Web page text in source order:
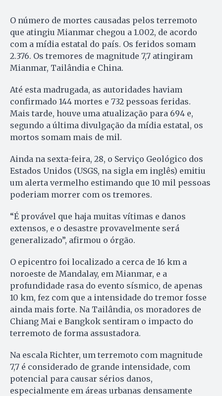
O número de mortes causadas pelos terremoto
que atingiu Mianmar chegou a 1.002, de acordo
com a mídia estatal do país. Os feridos somam
2.376. Os tremores de magnitude 7,7 atingiram
Mianmar, Tailândia e China.
Até esta madrugada, as autoridades haviam
confirmado 144 mortes e 732 pessoas feridas.
Mais tarde, houve uma atualização para 694 e,
segundo a última divulgação da mídia estatal, os
mortos somam mais de mil.
Ainda na sexta-feira, 28, o Serviço Geológico dos
Estados Unidos (USGS, na sigla em inglês) emitiu
um alerta vermelho estimando que 10 mil pessoas
poderiam morrer com os tremores.
“É provável que haja muitas vítimas e danos
extensos, e o desastre provavelmente será
generalizado”, afirmou o órgão.
O epicentro foi localizado a cerca de 16 km a
noroeste de Mandalay, em Mianmar, e a
profundidade rasa do evento sísmico, de apenas
10 km, fez com que a intensidade do tremor fosse
ainda mais forte. Na Tailândia, os moradores de
Chiang Mai e Bangkok sentiram o impacto do
terremoto de forma assustadora.
Na escala Richter, um terremoto com magnitude
7,7 é considerado de grande intensidade, com
potencial para causar sérios danos,
especialmente em áreas urbanas densamente